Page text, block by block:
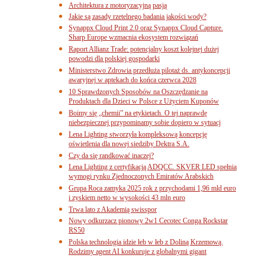
Architektura z motoryzacyjną pasją
Jakie są zasady rzetelnego badania jakości wody?
Synappx Cloud Print 2.0 oraz Synappx Cloud Capture.
Sharp Europe wzmacnia ekosystem rozwiązań
Raport Allianz Trade: potencjalny koszt kolejnej dużej
powodzi dla polskiej gospodarki
Ministerstwo Zdrowia przedłuża pilotaż ds. antykoncepcji
awaryjnej w aptekach do końca czerwca 2028
10 Sprawdzonych Sposobów na Oszczędzanie na
Produktach dla Dzieci w Polsce z Użyciem Kuponów
Boimy się „chemii” na etykietach. O tej naprawdę
niebezpiecznej przypominamy sobie dopiero w sytuacj
Lena Lighting stworzyła kompleksową koncepcję
oświetlenia dla nowej siedziby Dektra S.A.
Czy da się randkować inaczej?
Lena Lighting z certyfikacją ADQCC. SKVER LED spełnia
wymogi rynku Zjednoczonych Emiratów Arabskich
Grupa Roca zamyka 2025 rok z przychodami 1,96 mld euro
i zyskiem netto w wysokości 43 mln euro
Trwa lato z Akademią swisspor
Nowy odkurzacz pionowy 2w1 Cecotec Conga Rockstar
RS50
Polska technologia idzie łeb w łeb z Doliną Krzemową.
Rodzimy agent AI konkuruje z globalnymi gigant